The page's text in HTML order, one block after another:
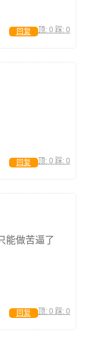
顶: 0 踩: 0
回复
顶: 0 踩: 0
回复
能做苦逼了
顶: 0 踩: 0
回复